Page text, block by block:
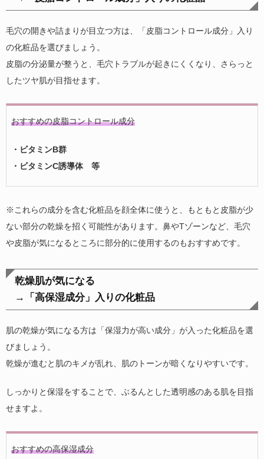
毛穴の開きや詰まりが目立つ方は、「皮脂コントロール成分」入り
の化粧品を選びましょう。
皮脂の分泌量が整うと、毛穴トラブルが起きにくくなり、さらっと
したツヤ肌が目指せます。
おすすめの皮脂コントロール成分
・ビタミンB群
・ビタミンC誘導体 等
※これらの成分を含む化粧品を顔全体に使うと、もともと皮脂が少
ない部分の乾燥を招く可能性があります。鼻やTゾーンなど、毛穴
や皮脂が気になるところに部分的に使用するのもおすすめです。
乾燥肌が気になる
→「高保湿成分」入りの化粧品
肌の乾燥が気になる方は「保湿力が高い成分」が入った化粧品を選
びましょう。
乾燥が進むと肌のキメが乱れ、肌のトーンが暗くなりやすいです。
しっかりと保湿をすることで、ぶるんとした透明感のある肌を目指
せますよ。
おすすめの高保湿成分